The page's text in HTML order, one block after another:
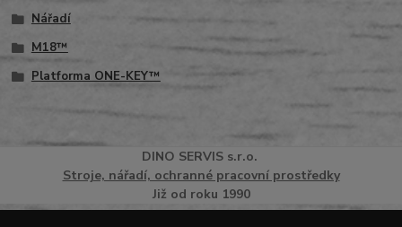
Nářadí
M18™
Platforma ONE-KEY™
DINO SERVISs.r.o.
Stroje, nářadí, ochranné pracovní prostředky
Již od roku 1990